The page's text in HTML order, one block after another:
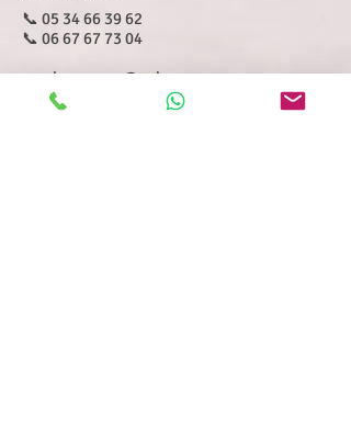
📞 05 34 66 39 62
📞 06 67 67 73 04
amelyvoyance@aol.com
📍 Nailloux – Les Jardins du Lac 31560 ​